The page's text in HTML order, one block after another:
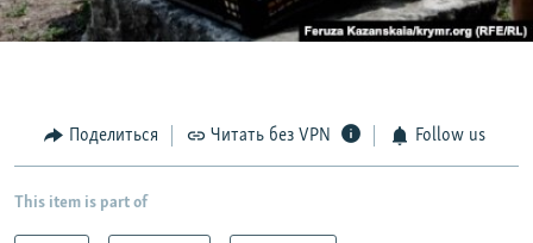
Поделиться Читать без VPN Follow us
This item is part of